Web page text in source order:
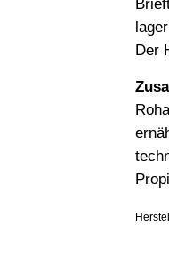
Der